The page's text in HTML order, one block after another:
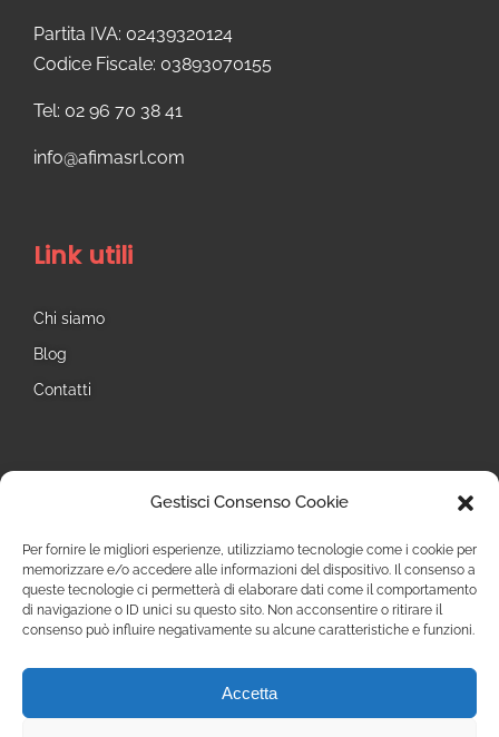
Gestisci Consenso Cookie
Per fornire le migliori esperienze, utilizziamo tecnologie come i cookie per
memorizzare e/o accedere alle informazioni del dispositivo. Il consenso a
queste tecnologie ci permetterà di elaborare dati come il comportamento
di navigazione o ID unici su questo sito. Non acconsentire o ritirare il
consenso può influire negativamente su alcune caratteristiche e funzioni.
Accetta
Partita IVA: 02439320124
Codice Fiscale: 03893070155
Tel: 02 96 70 38 41
info@afimasrl.com​
Link utili
Chi siamo
Blog
Contatti
Instagram
Privacy Policy